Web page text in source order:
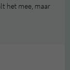
het mee, maar